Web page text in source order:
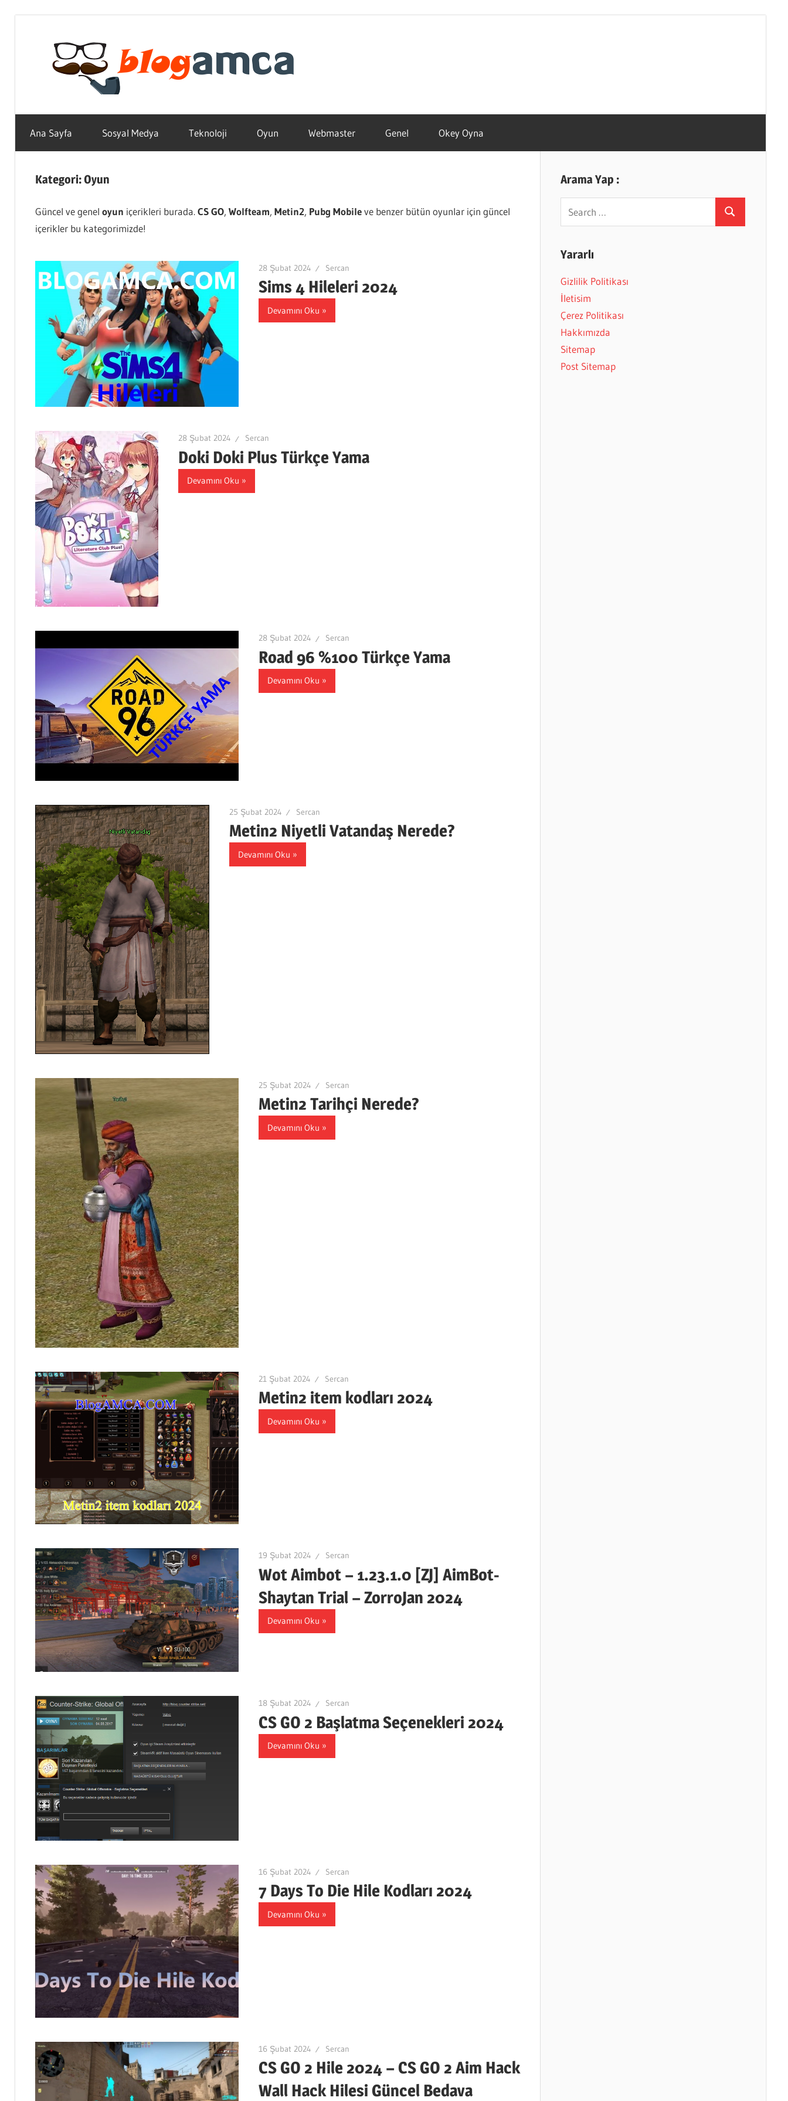
Haber,
Bilgi
–
Amcası
Ana Sayfa Sosyal Medya Teknoloji Oyun Webmaster Genel Okey Oyna
Kategori:Oyun
Güncel ve genel oyun içerikleri burada.CS GO, Wolfteam, Metin2, Pubg Mobileve benzer bütün oyunlar için güncel
içerikler bu kategorimizde!
28 Şubat 2024 Sercan
Sims 4 Hileleri 2024
Devamını Oku
28 Şubat 2024 Sercan
Doki Doki Plus Türkçe Yama
Devamını Oku
28 Şubat 2024 Sercan
Road 96 %100 Türkçe Yama
Devamını Oku
25 Şubat 2024 Sercan
Metin2 Niyetli Vatandaş Nerede?
Devamını Oku
25 Şubat 2024 Sercan
Metin2 Tarihçi Nerede?
Devamını Oku
21 Şubat 2024 Sercan
Metin2 item kodları 2024
Devamını Oku
19 Şubat 2024 Sercan
Wot Aimbot – 1.23.1.0 [ZJ] AimBot-
Shaytan Trial – ZorroJan 2024
Devamını Oku
18 Şubat 2024 Sercan
CS GO 2 Başlatma Seçenekleri 2024
Devamını Oku
16 Şubat 2024 Sercan
7 Days To Die Hile Kodları 2024
Devamını Oku
16 Şubat 2024 Sercan
CS GO 2 Hile 2024 – CS GO 2 Aim Hack
Wall Hack Hilesi Güncel Bedava
Arama Yap :
Search
Yararlı
Gizlilik Politikası
İletisim
Çerez Politikası
Hakkımızda
Sitemap
Post Sitemap